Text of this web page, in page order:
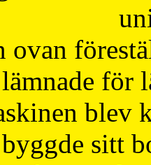
ovan
för
blev
sitt